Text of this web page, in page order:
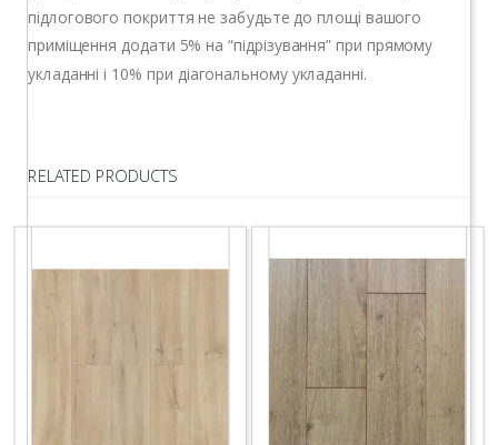
підлогового покриття не забудьте до площі вашого
приміщення додати 5% на “підрізування” при прямому
укладанні і 10% при діагональному укладанні.
RELATED PRODUCTS